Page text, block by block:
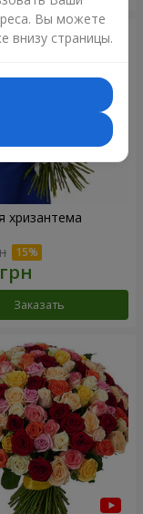
хризантема
Заказать
Вы можете
внизу страницы.